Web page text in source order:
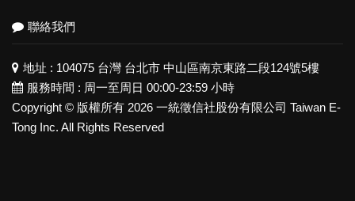
聯絡我們
地址 : 104075 台灣 台北市 中山區南京東路二段124號5樓
服務時間 : 周一至周日 00:00-23:59 小時
Copyright © 版權所有 2026 一統徵信社股份有限公司 Taiwan E-
Tong Inc. All Rights Reserved